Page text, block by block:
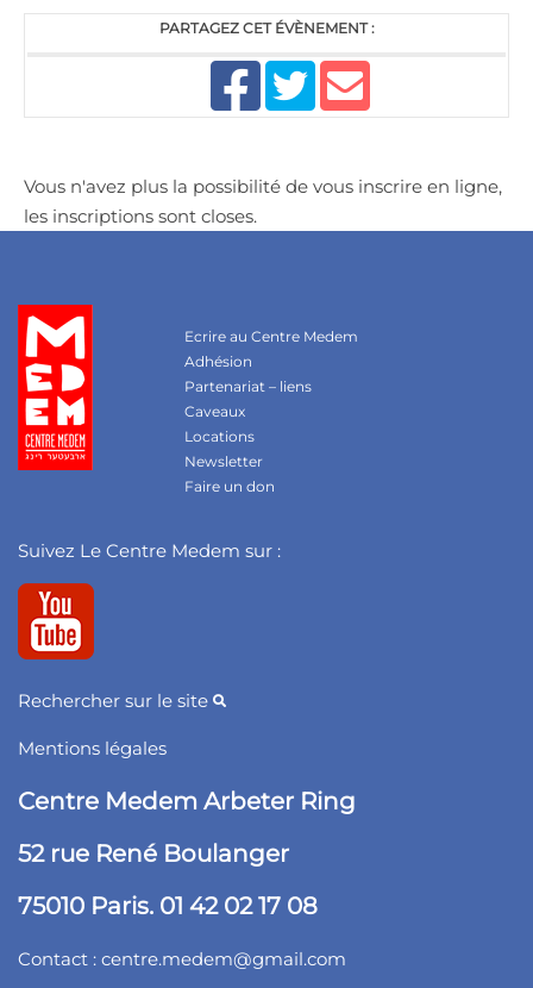
PARTAGEZ CET ÉVÈNEMENT :
Vous n'avez plus la possibilité de vous inscrire en ligne,
les inscriptions sont closes.
Ecrire au Centre Medem
Adhésion
Partenariat – liens
Caveaux
Locations
Newsletter
Faire un don
Suivez Le Centre Medem sur :
Rechercher sur le site
Mentions légales
Centre Medem Arbeter Ring
52 rue René Boulanger
75010 Paris. 01 42 02 17 08
Contact : centre.medem@gmail.com